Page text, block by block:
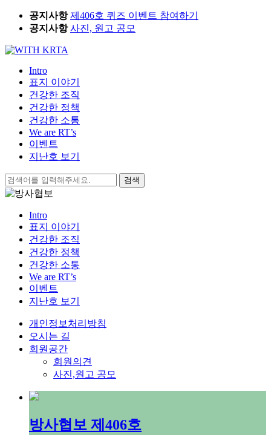
Skip
content
공지사항 제406호 퀴즈 이벤트 참여하기
공지사항 사진, 원고 공모
Intro
표지 이야기
건강한 조직
건강한 정책
건강한 소통
We are RT’s
이벤트
지난호 보기
검
색:
Intro
표지 이야기
건강한 조직
건강한 정책
건강한 소통
We are RT’s
이벤트
지난호 보기
개인정보처리방침
오시는 길
회원공간
회원의견
사진,원고 공모
방사협보 제406호